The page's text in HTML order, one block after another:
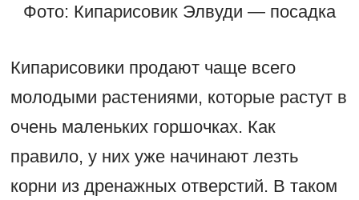
Фото: Кипарисовик Элвуди — посадка
Кипарисовики продают чаще всего
молодыми растениями, которые растут в
очень маленьких горшочках. Как
правило, у них уже начинают лезть
корни из дренажных отверстий. В таком